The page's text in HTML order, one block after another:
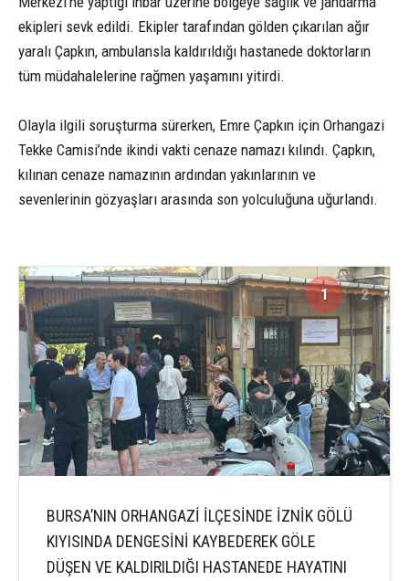
ekipleri sevk edildi. Ekipler tarafından gölden çıkarılan ağır
yaralı Çapkın, ambulansla kaldırıldığı hastanede doktorların
tüm müdahalelerine rağmen yaşamını yitirdi.
Olayla ilgili soruşturma sürerken, Emre Çapkın için Orhangazi
Tekke Camisi’nde ikindi vakti cenaze namazı kılındı. Çapkın,
kılınan cenaze namazının ardından yakınlarının ve
sevenlerinin gözyaşları arasında son yolculuğuna uğurlandı.
1 2
BURSA’NIN ORHANGAZİ İLÇESİNDE İZNİK GÖLÜ
KIYISINDA DENGESİNİ KAYBEDEREK GÖLE
DÜŞEN VE KALDIRILDIĞI HASTANEDE HAYATINI